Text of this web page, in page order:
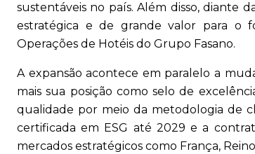
sustentáveis no país. Além disso, diante
estratégica e de grande valor para o
Operações de Hotéis do Grupo Fasano.
A expansão acontece em paralelo a
mais sua posição como selo de
qualidade por meio da metodologia de
certificada em ESG até 2029 e a
mercados estratégicos como França,